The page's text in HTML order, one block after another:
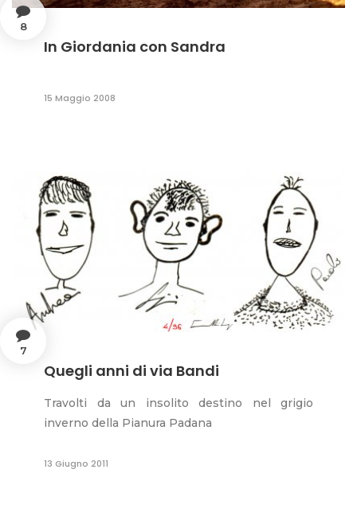
8
In Giordania con Sandra
15 Maggio 2008
7
Quegli anni di via Bandi
Travolti da un insolito destino nel grigio
inverno della Pianura Padana
13 Giugno 2011